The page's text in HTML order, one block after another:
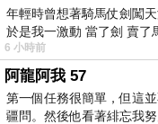
年輕時曾想著騎馬仗劍闖
於是我一激動 當了劍 賣了
6 小時前
阿龍阿我 57
第一個任務很簡單，但這
疆問。然後他看著緋忘我